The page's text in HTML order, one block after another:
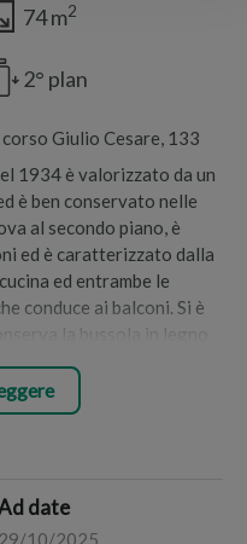
74 m2
2° plan
Giulio Cesare, 133
1934 è valorizzato da un
è ben conservato nelle
al secondo piano, è
ed è caratterizzato dalla
ed entrambe le
conduce ai balconi. Si è
la bussola in legno
La prima camera da
hanno l'accesso ad
La seconda
affaccia con il balcone sul
piazzetta antistante. E'
date
29/10/2025